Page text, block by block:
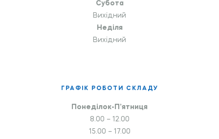
Субота
Вихідний
Неділя
Вихідний
ГРАФІК РОБОТИ СКЛАДУ
Понеділок-П’ятниця
8.00 – 12.00
15.00 – 17.00